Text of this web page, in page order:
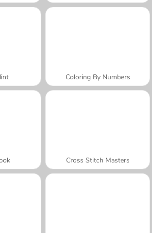
Coloring By Numbers
Cross Stitch Masters